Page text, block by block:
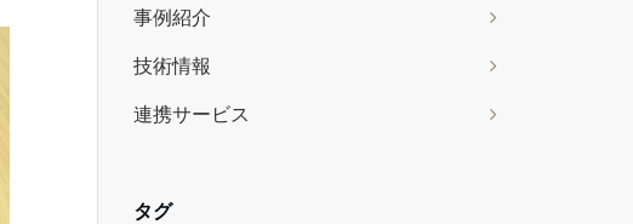
事例紹介
技術情報
連携サービス
タグ